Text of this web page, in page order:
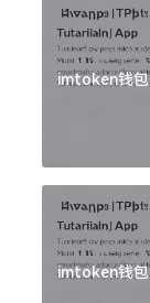
imtoken钱包
imtoken钱包